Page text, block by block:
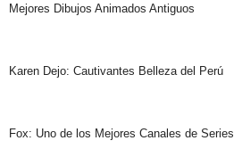
Mejores Dibujos Animados Antiguos
Karen Dejo: Cautivantes Belleza del Perú
Fox: Uno de los Mejores Canales de Series